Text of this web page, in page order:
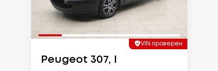
VIN проверен
Peugeot 307, I